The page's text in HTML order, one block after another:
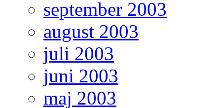
september 2003
august 2003
juli 2003
juni 2003
maj 2003